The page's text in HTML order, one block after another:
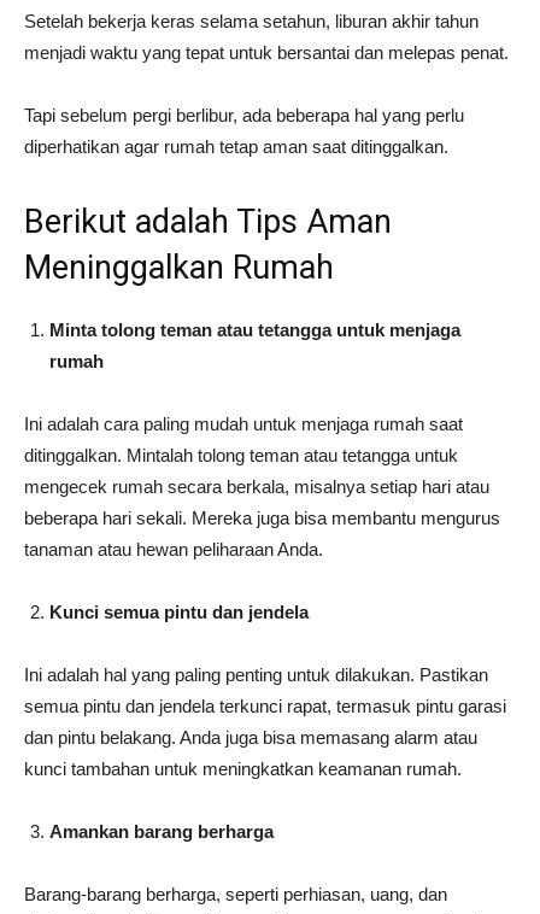
Setelah bekerja keras selama setahun, liburan akhir tahun
menjadi waktu yang tepat untuk bersantai dan melepas penat.
Tapi sebelum pergi berlibur, ada beberapa hal yang perlu
diperhatikan agar rumah tetap aman saat ditinggalkan.
Berikut adalah Tips Aman
Meninggalkan Rumah
Minta tolong teman atau tetangga untuk menjaga
rumah
Ini adalah cara paling mudah untuk menjaga rumah saat
ditinggalkan. Mintalah tolong teman atau tetangga untuk
mengecek rumah secara berkala, misalnya setiap hari atau
beberapa hari sekali. Mereka juga bisa membantu mengurus
tanaman atau hewan peliharaan Anda.
Kunci semua pintu dan jendela
Ini adalah hal yang paling penting untuk dilakukan. Pastikan
semua pintu dan jendela terkunci rapat, termasuk pintu garasi
dan pintu belakang. Anda juga bisa memasang alarm atau
kunci tambahan untuk meningkatkan keamanan rumah.
Amankan barang berharga
Barang-barang berharga, seperti perhiasan, uang, dan